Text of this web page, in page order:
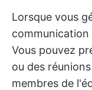
Lorsque vous
communication
Vous pouvez
ou des
membres de